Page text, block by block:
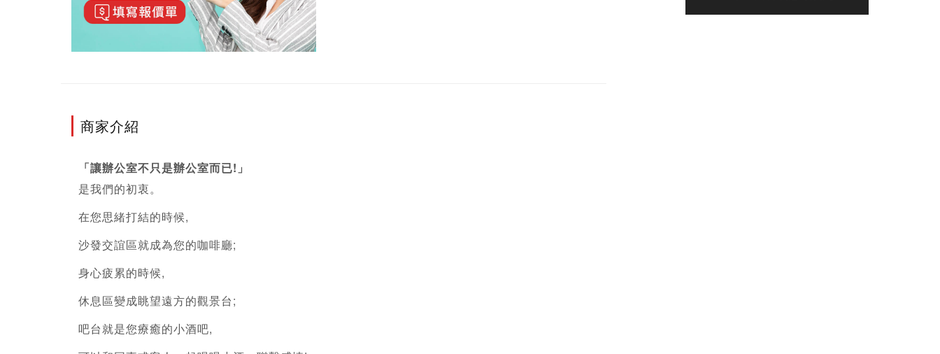
商家介紹
「讓辦公室不只是辦公室而已!」
是我們的初衷。
在您思緒打結的時候,
沙發交誼區就成為您的咖啡廳;
身心疲累的時候,
休息區變成眺望遠方的觀景台;
吧台就是您療癒的小酒吧,